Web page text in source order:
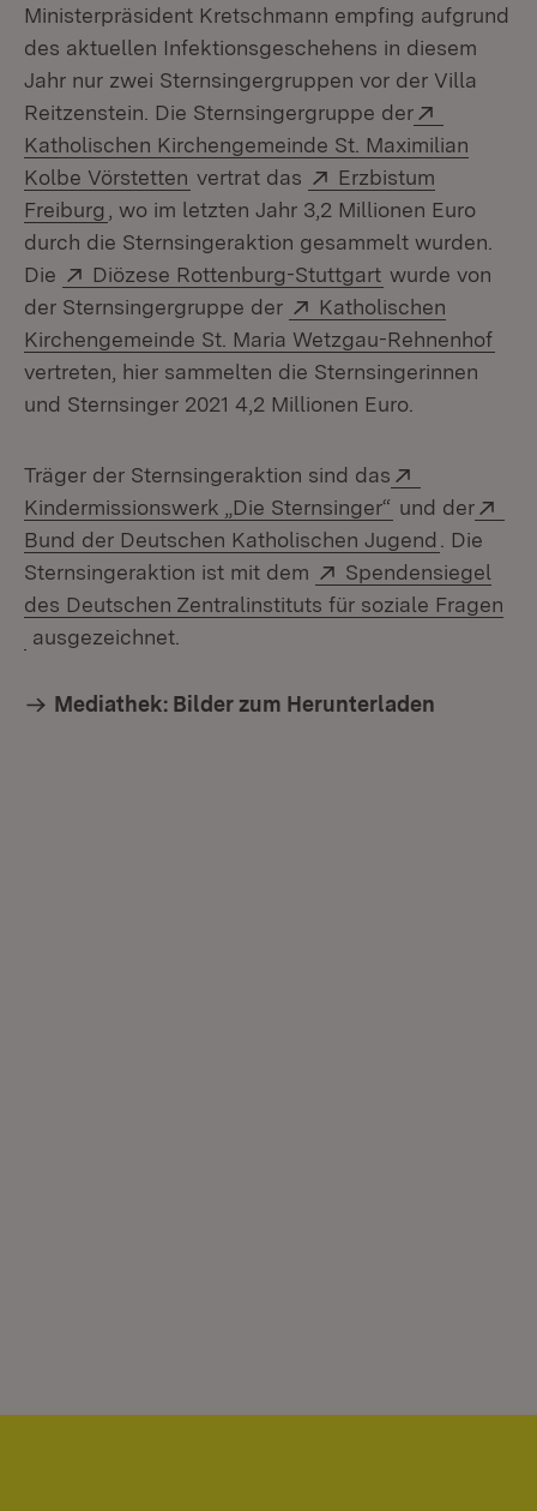
Ministerpräsident Kretschmann empfing aufgrund
des aktuellen Infektionsgeschehens in diesem
Jahr nur zwei Sternsingergruppen vor der Villa
Reitzenstein. Die Sternsingergruppe der
Katholischen Kirchengemeinde St. Maximilian
Kolbe Vörstetten (Öffnet in neuem Fenster)
vertrat das Extern:
Erzbistum
Freiburg (Öffnet in neuem Fenster)
, wo im letzten Jahr 3,2 Millionen Euro
durch die Sternsingeraktion gesammelt wurden.
Die
Extern:
Diözese Rottenburg-Stuttgart (Öffnet in
wurde von
der Sternsingergruppe der
Extern:
Katholischen
Kirchengemeinde St. Maria Wetzgau-Rehnenhof
vertreten, hier sammelten die Sternsingerinnen
und Sternsinger 2021 4,2 Millionen Euro.
Träger der Sternsingeraktion sind das
Kindermissionswerk „Die Sternsinger“ (Öffnet in
und der
Bund der Deutschen Katholischen Jugend (Öffnet
. Die
Sternsingeraktion ist mit dem
Extern:
Spendensiegel
des Deutschen Zentralinstituts für soziale Fragen
(Öffnet in neuem Fenster)
ausgezeichnet.
Mediathek: Bilder zum Herunterladen